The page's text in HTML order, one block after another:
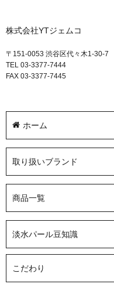
株式会社YTジェムコ
〒151-0053 渋谷区代々木1-30-
TEL 03-3377-7444
FAX 03-3377-7445
ホーム
取り扱いブランド
商品一覧
淡水パール豆知識
こだわり